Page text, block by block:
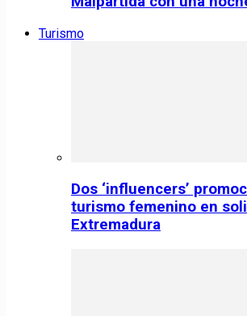
Turismo
Dos ‘influencers’
turismo femenino en
Extremadura